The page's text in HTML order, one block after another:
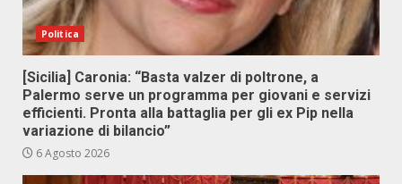
Politica
[Sicilia] Caronia: “Basta valzer di poltrone, a
Palermo serve un programma per giovani e servizi
efficienti. Pronta alla battaglia per gli ex Pip nella
variazione di bilancio”
6 Agosto 2026